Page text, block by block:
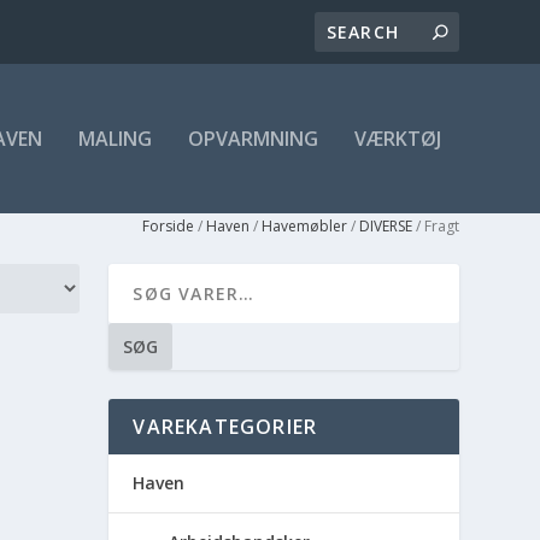
MALING OPVARMNING VÆRKTØJ
Forside / Haven / Havemøbler/ DIVERSE/ Fragt
SØG
VAREKATEGORIER
Haven